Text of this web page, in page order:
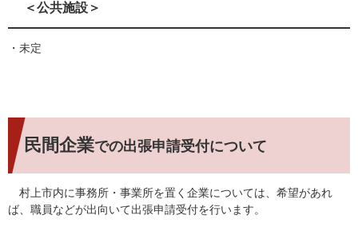
＜公共施設＞
・未定
民間企業での出張申請受付について
村上市内に事務所・事業所を置く企業については、希望があれ
ば、職員などが出向いて出張申請受付を行います。